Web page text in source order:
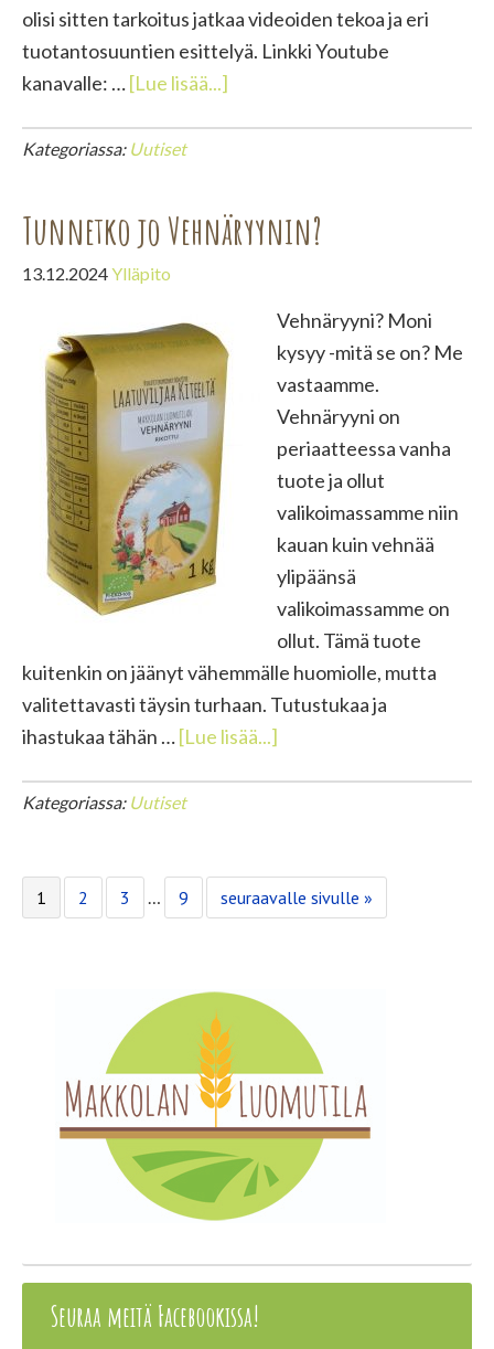
olisi sitten tarkoitus jatkaa videoiden tekoa ja eri
tuotantosuuntien esittelyä. Linkki Youtube
kanavalle: …[Lue lisää...]
Kategoriassa: Uutiset
Tunnetko jo Vehnäryynin?
13.12.2024Ylläpito
Vehnäryyni? Moni
kysyy -mitä se on? Me
vastaamme.
Vehnäryyni on
periaatteessa vanha
tuote ja ollut
valikoimassamme niin
kauan kuin vehnää
ylipäänsä
valikoimassamme on
ollut. Tämä tuote
kuitenkin on jäänyt vähemmälle huomiolle, mutta
valitettavasti täysin turhaan. Tutustukaa ja
ihastukaa tähän …[Lue lisää...]
Kategoriassa: Uutiset
Sivu
1 Sivu
2 Sivu
3
Välisivut
jätetty
… Sivu
9 Siirry
seuraavalle sivulle »
Seuraa meitä Facebookissa!